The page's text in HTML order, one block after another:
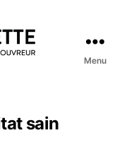
Menu
sain